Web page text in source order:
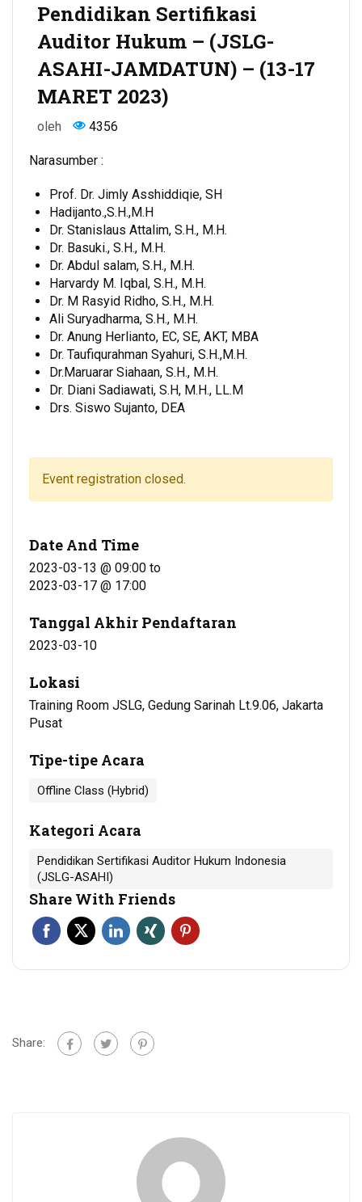
Pendidikan Sertifikasi
Auditor Hukum – (JSLG-
ASAHI-JAMDATUN) – (13-17
MARET 2023)
oleh 4356
Narasumber :
Prof. Dr. Jimly Asshiddiqie, SH
Hadijanto.,S.H.,M.H
Dr. Stanislaus Attalim, S.H., M.H.
Dr. Basuki., S.H., M.H.
Dr. Abdul salam, S.H., M.H.
Harvardy M. Iqbal, S.H., M.H.
Dr. M Rasyid Ridho, S.H., M.H.
Ali Suryadharma, S.H., M.H.
Dr. Anung Herlianto, EC, SE, AKT, MBA
Dr. Taufiqurahman Syahuri, S.H.,M.H.
Dr.Maruarar Siahaan, S.H., M.H.
Dr. Diani Sadiawati, S.H, M.H., LL.M
Drs. Siswo Sujanto, DEA
Event registration closed.
Date And Time
2023-03-13 @ 09:00 to
2023-03-17 @ 17:00
Tanggal Akhir Pendaftaran
2023-03-10
Lokasi
Training Room JSLG, Gedung Sarinah Lt.9.06, Jakarta
Pusat
Tipe-tipe Acara
Offline Class (Hybrid)
Kategori Acara
Pendidikan Sertifikasi Auditor Hukum Indonesia
(JSLG-ASAHI)
Share With Friends
Share: